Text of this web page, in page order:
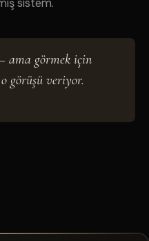
ama görmek için
görüşü veriyor.